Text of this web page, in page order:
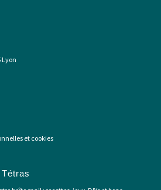
Lyon
et cookies